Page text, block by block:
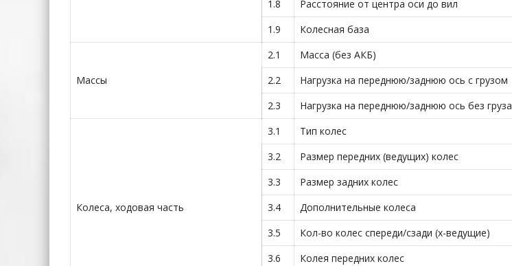
1.8
Расстояние от центра оси до вил
1.9
Колесная база
Массы
2.1 Масса (без АКБ)
2.2
Нагрузка на переднюю/заднюю ось с грузом
2.3
Нагрузка на переднюю/заднюю ось без груза
Колеса, ходовая часть
3.1 Тип колес
3.2
Размер передних (ведущих) колес
3.3
Размер задних колес
3.4
Дополнительные колеса
3.5
Кол-во колес спереди/сзади (х-ведущие)
3.6
Колея передних колес